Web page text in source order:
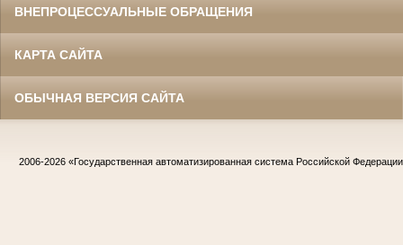
ВНЕПРОЦЕССУАЛЬНЫЕ ОБРАЩЕНИЯ
КАРТА САЙТА
ОБЫЧНАЯ ВЕРСИЯ САЙТА
2006-2026 «Государственная автоматизированная система Российской